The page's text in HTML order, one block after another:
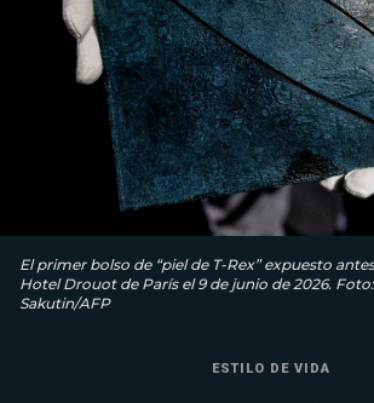
El primer bolso de “piel de T-Rex” expuesto
Hotel Drouot de París el 9 de junio de 2026.
Sakutin/AFP
ESTILO DE VIDA